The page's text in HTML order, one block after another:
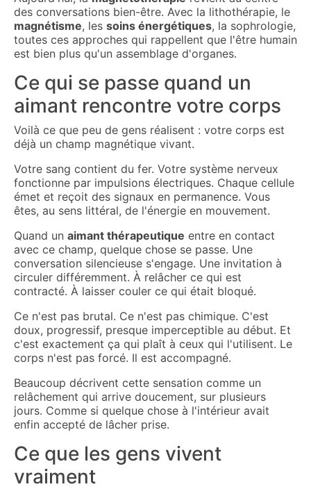
des conversations bien-être. Avec la lithothérapie, le
magnétisme, les soins énergétiques, la sophrologie,
toutes ces approches qui rappellent que l'être humain
est bien plus qu'un assemblage d'organes.
Ce qui se passe quand un
aimant rencontre votre corps
Voilà ce que peu de gens réalisent : votre corps est
déjà un champ magnétique vivant.
Votre sang contient du fer. Votre système nerveux
fonctionne par impulsions électriques. Chaque cellule
émet et reçoit des signaux en permanence. Vous
êtes, au sens littéral, de l'énergie en mouvement.
Quand un aimant thérapeutique entre en contact
avec ce champ, quelque chose se passe. Une
conversation silencieuse s'engage. Une invitation à
circuler différemment. À relâcher ce qui est
contracté. À laisser couler ce qui était bloqué.
Ce n'est pas brutal. Ce n'est pas chimique. C'est
doux, progressif, presque imperceptible au début. Et
c'est exactement ça qui plaît à ceux qui l'utilisent. Le
corps n'est pas forcé. Il est accompagné.
Beaucoup décrivent cette sensation comme un
relâchement qui arrive doucement, sur plusieurs
jours. Comme si quelque chose à l'intérieur avait
enfin accepté de lâcher prise.
Ce que les gens vivent
vraiment